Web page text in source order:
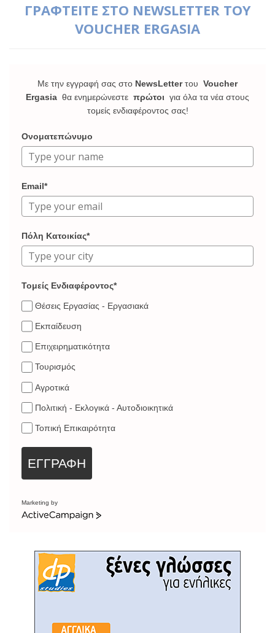
ΓΡΑΦΤΕΙΤΕ ΣΤΟ NEWSLETTER ΤΟΥ
VOUCHER ERGASIA
Με την εγγραφή σας στο NewsLetterτου Voucher
Ergasia θα ενημερώνεστε πρώτοι για όλα τα νέα στους
τομείς ενδιαφέροντος σας!
Ονοματεπώνυμο
Email*
Πόλη Κατοικίας*
Τομείς Ενδιαφέροντος*
Θέσεις Εργασίας - Εργασιακά
Εκπαίδευση
Επιχειρηματικότητα
Τουρισμός
Αγροτικά
Πολιτική - Εκλογικά - Αυτοδιοικητικά
Τοπική Επικαιρότητα
ΕΓΓΡΑΦΗ
Marketing by